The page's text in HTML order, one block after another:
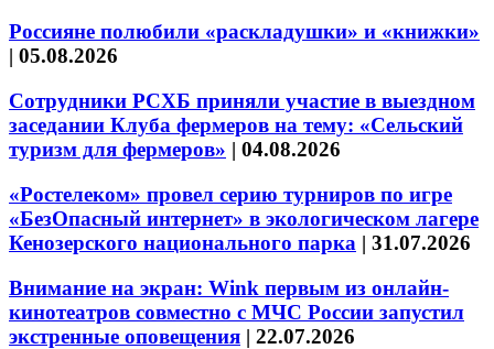
Россияне полюбили «раскладушки» и «книжки»
| 05.08.2026
Сотрудники РСХБ приняли участие в выездном
заседании Клуба фермеров на тему: «Сельский
туризм для фермеров» | 04.08.2026
«Ростелеком» провел серию турниров по игре
«БезОпасный интернет» в экологическом лагере
Кенозерского национального парка | 31.07.2026
Внимание на экран: Wink первым из онлайн-
кинотеатров совместно с МЧС России запустил
экстренные оповещения | 22.07.2026